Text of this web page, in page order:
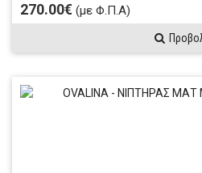
270.00€ (με Φ.Π.Α)